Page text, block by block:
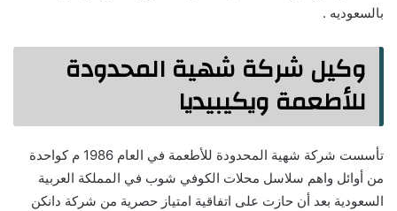
بالسعوديه .
وكيل شركة شهية المحدودة
للأطعمة ويكيبيديا
​تأسست شركة شهية المحدودة للأطعمة في العام 1986 م كواحدة
من أوائل واهم سلاسل محلات الكوفي شوب في المملكة العربية
السعودية بعد أن حازت على اتفاقية امتياز حصرية من شركة دانكن